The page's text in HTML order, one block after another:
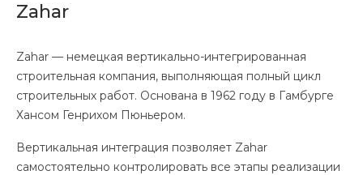
Zahar
Zahar — немецкая вертикально-интегрированная
строительная компания, выполняющая полный цикл
строительных работ. Основана в 1962 году в Гамбурге
Хансом Генрихом Пюньером.
Вертикальная интеграция позволяет Zahar
самостоятельно контролировать все этапы реализации